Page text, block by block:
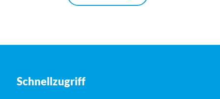
Schnellzugriff